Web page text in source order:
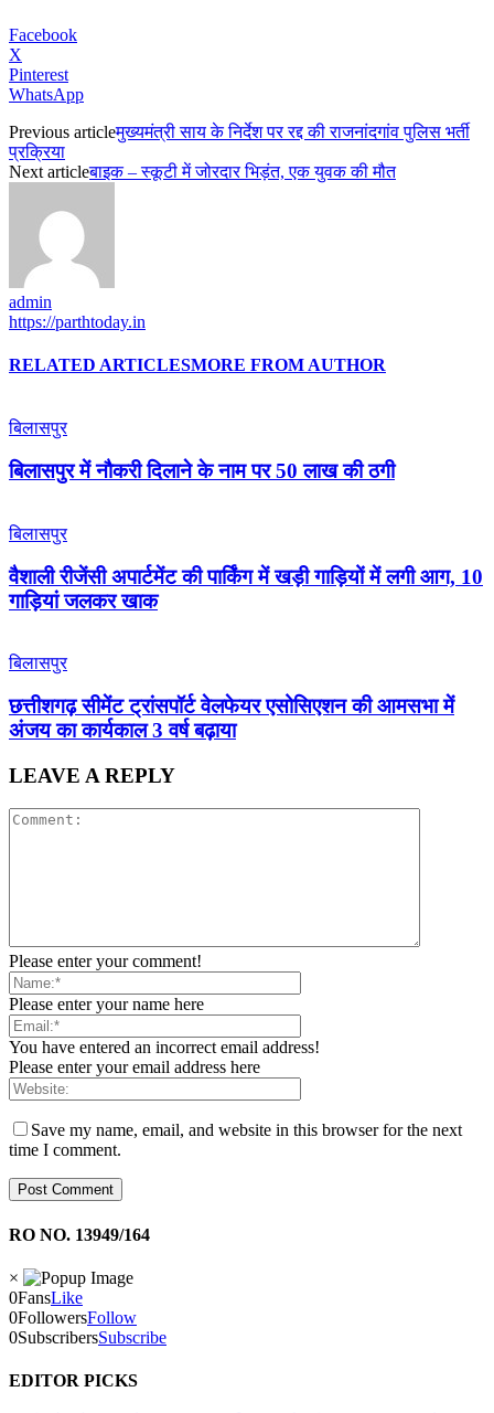
Facebook
X
Pinterest
WhatsApp
Previous articleमुख्यमंत्री साय के निर्देश पर रद्द की राजनांदगांव पुलिस भर्ती
प्रक्रिया
Next articleबाइक – स्कूटी में जोरदार भिड़ंत, एक युवक की मौत
admin
https://parthtoday.in
RELATED ARTICLESMORE FROM AUTHOR
बिलासपुर
बिलासपुर में नौकरी दिलाने के नाम पर 50 लाख की ठगी
बिलासपुर
वैशाली रीजेंसी अपार्टमेंट की पार्किंग में खड़ी गाड़ियों में लगी आग, 10
गाड़ियां जलकर खाक
बिलासपुर
छत्तीशगढ़ सीमेंट ट्रांसपॉर्ट वेलफेयर एसोसिएशन की आमसभा में
अंजय का कार्यकाल 3 वर्ष बढ़ाया
LEAVE A REPLY
Please enter your comment!
Please enter your name here
You have entered an incorrect email address!
Please enter your email address here
Save my name, email, and website in this browser for the next
time I comment.
RO NO. 13949/164
×
0FansLike
0FollowersFollow
0SubscribersSubscribe
EDITOR PICKS